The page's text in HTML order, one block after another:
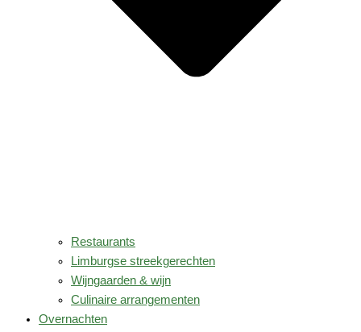
Restaurants
Limburgse streekgerechten
Wijngaarden & wijn
Culinaire arrangementen
Overnachten